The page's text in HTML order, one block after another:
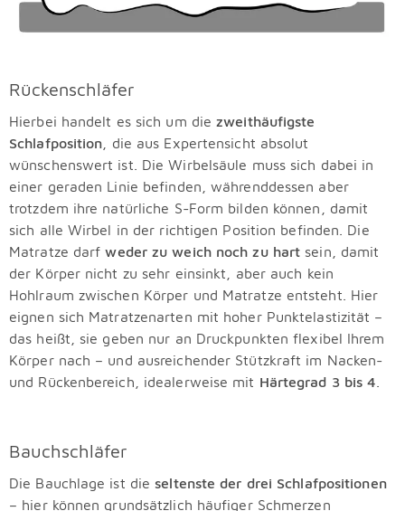
Rückenschläfer
Hierbei handelt es sich um diezweithäufigste
Schlafposition , die aus Expertensicht absolut
wünschenswert ist. Die Wirbelsäule muss sich dabei in
einer geraden Linie befinden, währenddessen aber
trotzdem ihre natürliche S-Form bilden können, damit
sich alle Wirbel in der richtigen Position befinden. Die
Matratze darfweder zu weich noch zu hart sein, damit
der Körper nicht zu sehr einsinkt, aber auch kein
Hohlraum zwischen Körper und Matratze entsteht. Hier
eignen sich Matratzenarten mit hoher Punktelastizität –
das heißt, sie geben nur an Druckpunkten flexibel Ihrem
Körper nach – und ausreichender Stützkraft im Nacken-
und Rückenbereich, idealerweise mit Härtegrad 3 bis 4
Bauchschläfer
Die Bauchlage ist dieseltenste der drei Schlafpositionen
– hier können grundsätzlich häufiger Schmerzen